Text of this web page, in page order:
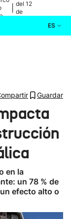
del 12
de
ES
Guardar
en la
un 78 % de
efecto alto o